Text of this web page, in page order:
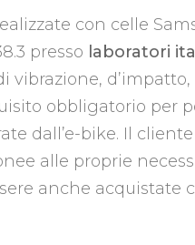
con celle
presso laboratori
vibrazione,
obbligatorio per
dall’e-bike. Il
alle proprie
anche